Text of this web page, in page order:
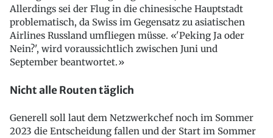
Allerdings sei der Flug in die chinesische Hauptstadt
problematisch, da Swiss im Gegensatz zu asiatischen
Airlines Russland umfliegen müsse. «'Peking Ja oder
Nein?', wird voraussichtlich zwischen Juni und
September beantwortet.»
Nicht alle Routen täglich
Generell soll laut dem Netzwerkchef noch im Sommer
2023 die Entscheidung fallen und der Start im Sommer